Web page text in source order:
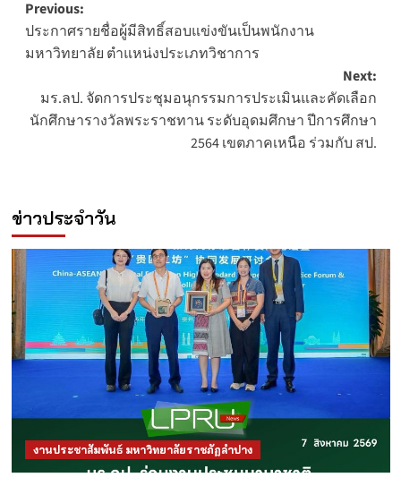
Post
navigation
Previous:
ประกาศรายชื่อผู้มีสิทธิ์สอบแข่งขันเป็นพนักงาน
มหาวิทยาลัย ตำแหน่งประเภทวิชาการ
Next:
มร.ลป. จัดการประชุมอนุกรรมการประเมินและคัดเลือก
นักศึกษารางวัลพระราชทาน ระดับอุดมศึกษา ปีการศึกษา
2564 เขตภาคเหนือ ร่วมกับ สป.
ข่าวประจำวัน
งานประชาสัมพันธ์ มหาวิทยาลัยราชภัฏลำปาง